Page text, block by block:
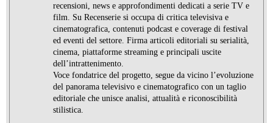
recensioni, news e approfondimenti dedicati a serie TV e
film. Su Recenserie si occupa di critica televisiva e
cinematografica, contenuti podcast e coverage di festival
ed eventi del settore. Firma articoli editoriali su serialità,
cinema, piattaforme streaming e principali uscite
dell’intrattenimento.
Voce fondatrice del progetto, segue da vicino l’evoluzione
del panorama televisivo e cinematografico con un taglio
editoriale che unisce analisi, attualità e riconoscibilità
stilistica.